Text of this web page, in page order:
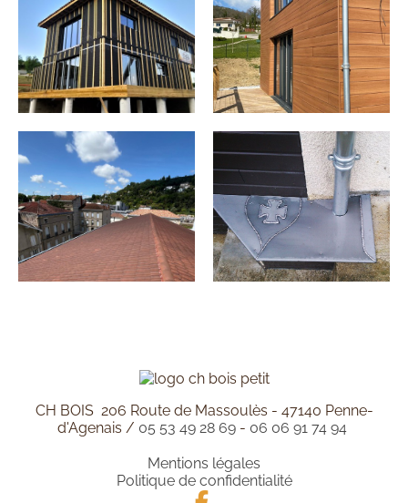
CH BOIS 206 Route de Massoulès - 47140 Penne-
d'Agenais / 05 53 49 28 69 - 06 06 91 74 94
Mentions légales
Politique de confidentialité